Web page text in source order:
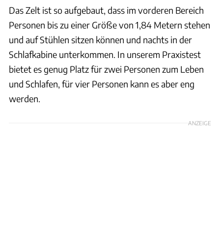
Das Zelt ist so aufgebaut, dass im vorderen Bereich
Personen bis zu einer Größe von 1,84 Metern stehen
und auf Stühlen sitzen können und nachts in der
Schlafkabine unterkommen. In unserem Praxistest
bietet es genug Platz für zwei Personen zum Leben
und Schlafen, für vier Personen kann es aber eng
werden.
ANZEIGE